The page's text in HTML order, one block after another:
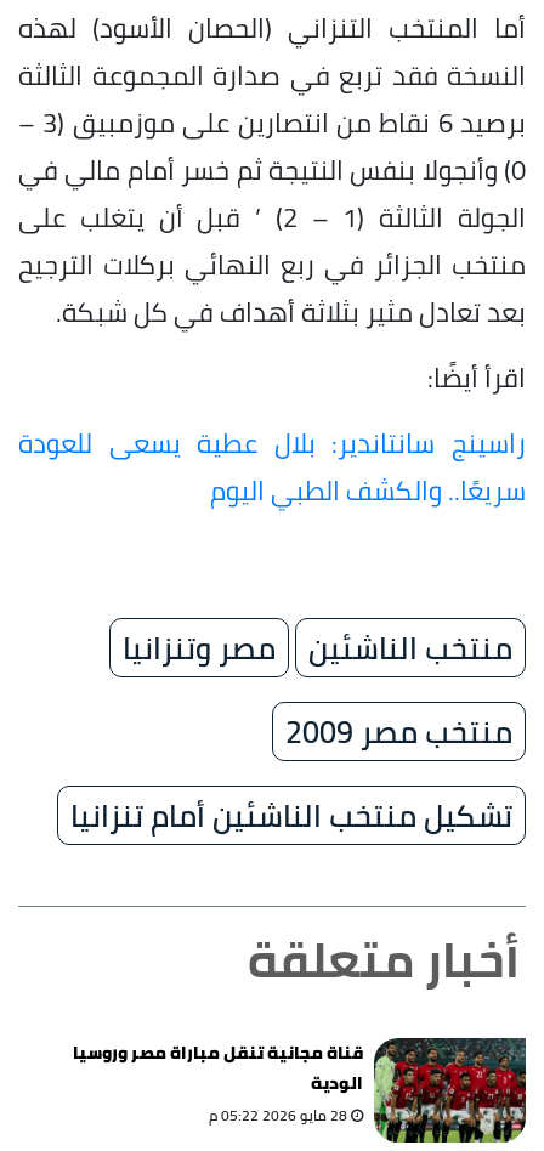
أما المنتخب التنزاني (الحصان الأسود) لهذه
النسخة فقد تربع في صدارة المجموعة الثالثة
برصيد 6 نقاط من انتصارين على موزمبيق (3 –
0) وأنجولا بنفس النتيجة ثم خسر أمام مالي في
الجولة الثالثة (1 – 2) ’ قبل أن يتغلب على
منتخب الجزائر في ربع النهائي بركلات الترجيح
بعد تعادل مثير بثلاثة أهداف في كل شبكة.
اقرأ أيضًا:
راسينج سانتاندير: بلال عطية يسعى للعودة
سريعًا.. والكشف الطبي اليوم
منتخب الناشئين
مصر وتنزانيا
منتخب مصر 2009
تشكيل منتخب الناشئين أمام تنزانيا
أخبار متعلقة
قناة مجانية تنقل مباراة مصر وروسيا
الودية
28 مايو 2026 05:22 م